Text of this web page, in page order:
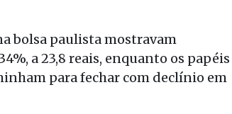
bolsa paulista mostravam
a 23,8 reais, enquanto os papéis
para fechar com declínio em